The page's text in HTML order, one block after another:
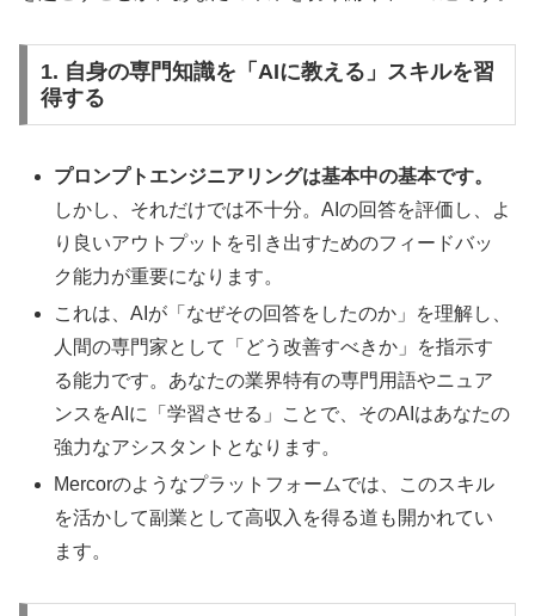
1. 自身の専門知識を「AIに教える」スキルを習
得する
プロンプトエンジニアリングは基本中の基本です。
しかし、それだけでは不十分。AIの回答を評価し、よ
り良いアウトプットを引き出すためのフィードバッ
ク能力が重要になります。
これは、AIが「なぜその回答をしたのか」を理解し、
人間の専門家として「どう改善すべきか」を指示す
る能力です。あなたの業界特有の専門用語やニュア
ンスをAIに「学習させる」ことで、そのAIはあなたの
強力なアシスタントとなります。
Mercorのようなプラットフォームでは、このスキル
を活かして副業として高収入を得る道も開かれてい
ます。